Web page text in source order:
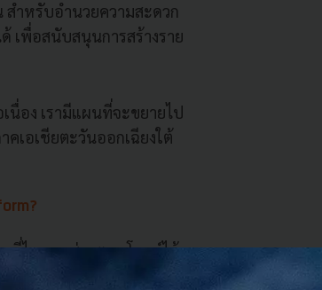
สำหรับอำนวยความสะดวก
เพื่อสนับสนุนการสร้างราย
นื่อง เรามีแผนที่จะขยายไป
เอเชียตะวันออกเฉียงใต้
งที่ไหนจะช่วยตอบโจทย์ได้